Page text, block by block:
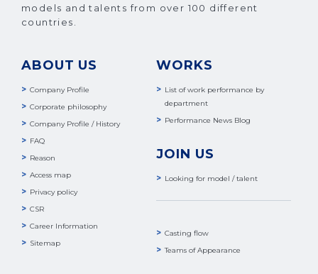
models and talents from over 100 different
countries.
ABOUT US
Company Profile
Corporate philosophy
Company Profile / History
FAQ
Reason
Access map
Privacy policy
CSR
Career Information
Sitemap
WORKS
List of work performance by
department
Performance News Blog
JOIN US
Looking for model / talent
Casting flow
Teams of Appearance